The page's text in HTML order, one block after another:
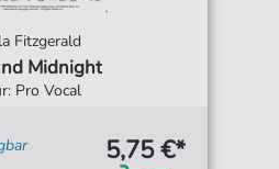
Fitzgerald
Midnight
Pro Vocal
5,75 €*